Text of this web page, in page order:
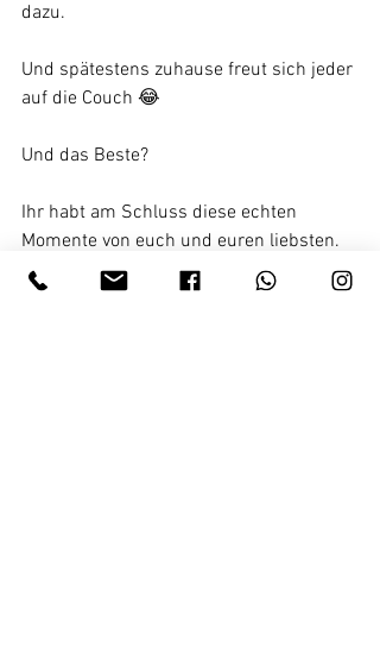
dazu.
Und spätestens zuhause freut sich jeder
auf die Couch 😂
Und das Beste?
Ihr habt am Schluss diese echten
Momente von euch und euren liebsten.
Ohne Stress.